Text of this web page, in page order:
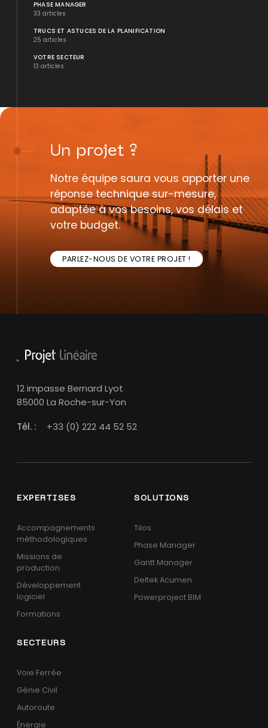
PHASE MANAGER
33 articles
TRUCS ET ASTUCES DE LA PLANIFICATION
25 articles
VOTRE SECTEUR
13 articles
Un projet ?
Notre équipe saura vous apporter une
réponse technique sur-mesure,
adaptée à vos besoins, vos délais et
votre budget.
PARLEZ-NOUS DE VOTRE PROJET !
12 impasse Bernard Lyot
85000 La Roche-sur-Yon
Tél. :
+33 (0) 222 44 52 52
EXPERTISES
Accompagnements
méthodologiques
Missions de
production
Développement
logiciel
Formations
SOLUTIONS
Tilos
Phase Manager
Gantt Manager
Deltek Acumen
Powerproject BIM
SECTEURS
Voie Ferrée
Génie Civil
Autoroute
Énergie